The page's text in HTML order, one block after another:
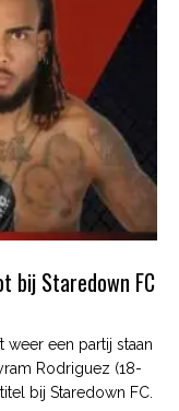
bij Staredown FC
weer een partij staan
Rodriguez (18-
bij Staredown FC.